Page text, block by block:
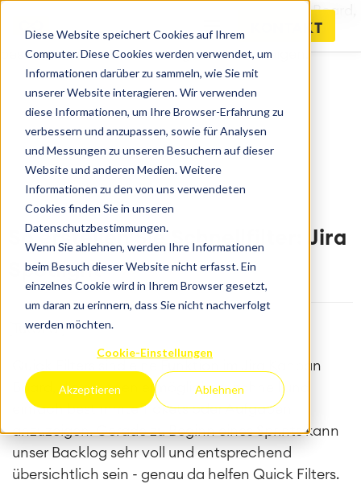
Diese Website speichert Cookies auf Ihrem
Computer. Diese Cookies werden verwendet, um
Informationen darüber zu sammeln, wie Sie mit
unserer Website interagieren. Wir verwenden
diese Informationen, um Ihre Browser-Erfahrung zu
verbessern und anzupassen, sowie für Analysen
und Messungen zu unseren Besuchern auf dieser
Website und anderen Medien. Weitere
Informationen zu den von uns verwendeten
Cookies finden Sie in unseren
Datenschutzbestimmungen.
Wenn Sie ablehnen, werden Ihre Informationen
beim Besuch dieser Website nicht erfasst. Ein
einzelnes Cookie wird in Ihrem Browser gesetzt,
um daran zu erinnern, dass Sie nicht nachverfolgt
werden möchten.
Cookie-Einstellungen
Akzeptieren Ablehnen
KONTAKT
Quick Filters sind eine Funktion im Jira Kanban Board,
die es Ihnen ermöglichen, schnell und einfach
bestimmte Tickets oder Aufgaben anzuzeigen.
So erstellen Sie Schnellfilter: Jira
Spotlight
[Tutorial]
Quick Filters sind eine Funktion im Jira Kanban
Board, die es Ihnen ermöglichen, schnell und
einfach bestimmte Tickets oder Aufgaben
anzuzeigen.Gerade zu Beginn eines Sprints kann
unser Backlog sehr voll und entsprechend
übersichtlich sein - genau da helfen Quick Filters.